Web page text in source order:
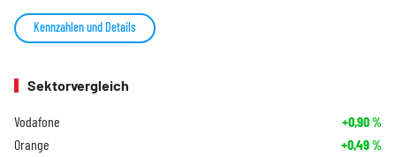
Kennzahlen und Details
Sektorvergleich
Vodafone +0,90%
Orange +0,49%